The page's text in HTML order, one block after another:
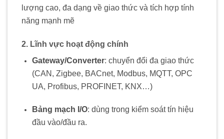
lượng cao, đa dạng về giao thức và tích hợp tính
năng mạnh mẽ
2. Lĩnh vực hoạt động chính
Gateway/Converter: chuyển đổi đa giao thức
(CAN, Zigbee, BACnet, Modbus, MQTT, OPC
UA, Profibus, PROFINET, KNX…)
Bảng mạch I/O: dùng trong kiểm soát tín hiệu
đầu vào/đầu ra.